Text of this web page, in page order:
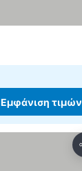
Εμφάνιση τιμών